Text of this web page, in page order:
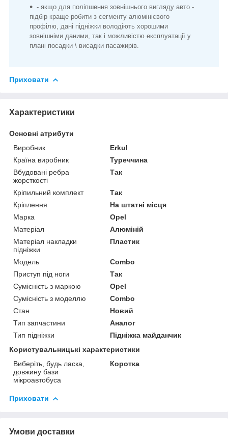
- якщо для поліпшення зовнішнього вигляду авто -
підбір краще робити з сегменту алюмінієвого
профілю, дані підніжки володіють хорошими
зовнішніми даними, так і можливістю експлуатації у
плані посадки \ висадки пасажирів.
Приховати
Характеристики
Основні атрибути
Виробник
Erkul
Країна виробник
Туреччина
Вбудовані ребра
жорсткості
Так
Кріпильний комплект
Так
Кріплення
На штатні місця
Марка
Opel
Матеріал
Алюміній
Матеріал накладки
підніжки
Пластик
Модель
Combo
Приступ під ноги
Так
Сумісність з маркою
Opel
Сумісність з моделлю
Combo
Стан
Новий
Тип запчастини
Аналог
Тип підніжки
Підніжка майданчик
Користувальницькі характеристики
Виберіть, будь ласка,
довжину бази
мікроавтобуса
Коротка
Приховати
Умови доставки